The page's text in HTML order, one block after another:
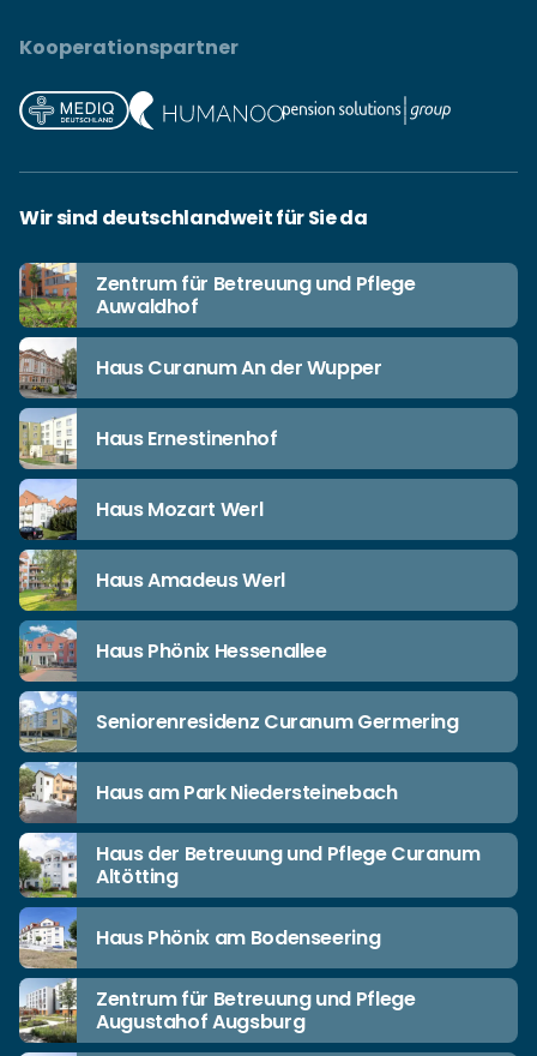
Kooperationspartner
Wir sind deutschlandweit für Sie da
Zentrum für Betreuung und Pflege
Auwaldhof
Haus Curanum An der Wupper
Haus Ernestinenhof
Haus Mozart Werl
Haus Amadeus Werl
Haus Phönix Hessenallee
Seniorenresidenz Curanum Germering
Haus am Park Niedersteinebach
Haus der Betreuung und Pflege Curanum
Altötting
Haus Phönix am Bodenseering
Zentrum für Betreuung und Pflege
Augustahof Augsburg